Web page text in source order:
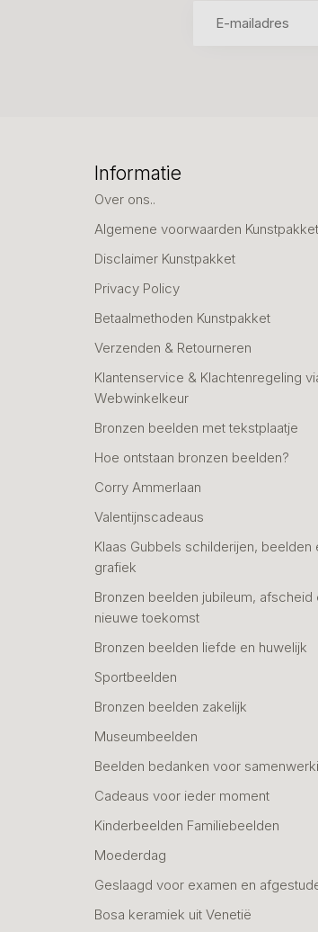
Informatie
Over ons..
Algemene voorwaarden Kunstpakket
Disclaimer Kunstpakket
Privacy Policy
Betaalmethoden Kunstpakket
Verzenden & Retourneren
Klantenservice & Klachtenregeling
Webwinkelkeur
Bronzen beelden met tekstplaatje
Hoe ontstaan bronzen beelden?
Corry Ammerlaan
Valentijnscadeaus
Klaas Gubbels schilderijen, beelden
grafiek
Bronzen beelden jubileum, afscheid
nieuwe toekomst
Bronzen beelden liefde en huwelijk
Sportbeelden
Bronzen beelden zakelijk
Museumbeelden
Beelden bedanken voor
Cadeaus voor ieder moment
Kinderbeelden Familiebeelden
Moederdag
Geslaagd voor examen en
Bosa keramiek uit Venetië